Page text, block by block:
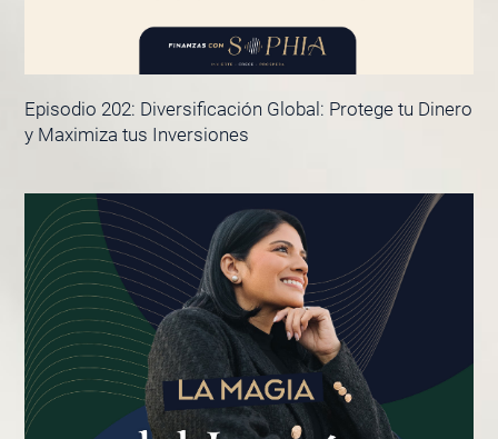
Episodio 202: Diversificación Global: Protege tu Dinero
y Maximiza tus Inversiones